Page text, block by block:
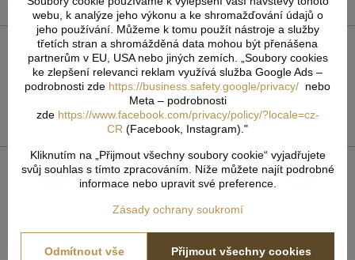
Recenze 0
Zatím bez hodnocení. Buďte první!
Přidat recenzi
FacebookTwitterBlueskyPinterestRedditLinkedInWhatsApp
webu, k analýze jeho výkonu a ke shromažďování údajů o
jeho používání. Můžeme k tomu použít nástroje a služby
třetích stran a shromážděná data mohou být přenášena
partnerům v EU, USA nebo jiných zemích. „Soubory cookies
ke zlepšení relevanci reklam využívá služba Google Ads –
podrobnosti zde https://business.safety.google/privacy/ nebo
Meta – podrobnosti
zde https://www.facebook.com/privacy/policy/?locale=cz-
CR (Facebook, Instagram)."
Kliknutím na „Přijmout všechny soubory cookie“ vyjadřujete
svůj souhlas s tímto zpracováním. Níže můžete najít podrobné
informace nebo upravit své preference.
Zásady ochrany soukromí
Přijmout všechny cookies
Odmítnout vše